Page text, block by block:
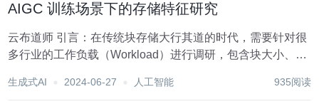
AIGC 训练场景下的存储特征研究
云布道师 引言：在传统块存储大行其道的时代，需要针对很
多行业的工作负载（Workload）进行调研，包含块大小、随
的 I/OPS、时延、吞吐等性能有很好的指导意义，其次，也
生成式AI 2024-06-27 人工智能 935阅读